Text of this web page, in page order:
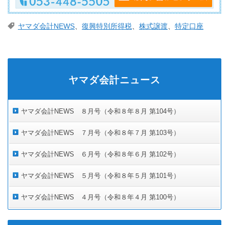
ヤマダ会計NEWS、 復興特別所得税、 株式譲渡、 特定口座
ヤマダ会計ニュース
ヤマダ会計NEWS ８月号（令和８年８月 第104号）
ヤマダ会計NEWS ７月号（令和８年７月 第103号）
ヤマダ会計NEWS ６月号（令和８年６月 第102号）
ヤマダ会計NEWS ５月号（令和８年５月 第101号）
ヤマダ会計NEWS ４月号（令和８年４月 第100号）